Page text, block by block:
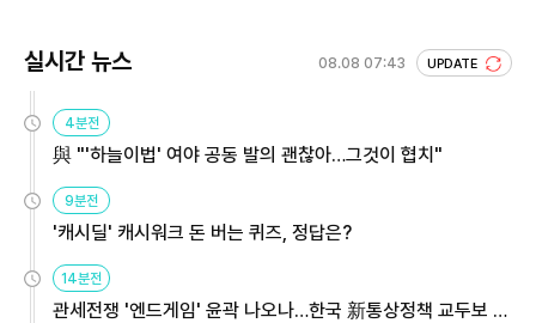
실시간 뉴스 08.08 07:43 UPDATE
4분전
與 "'하늘이법' 여야 공동 발의 괜찮아…그것이 협치"
9분전
'캐시딜' 캐시워크 돈 버는 퀴즈, 정답은?
14분전
관세전쟁 '엔드게임' 윤곽 나오나…한국 新통상정책 교두보 활